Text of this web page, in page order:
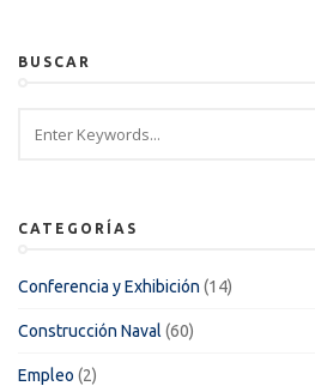
BUSCAR
CATEGORÍAS
Conferencia y Exhibición (14)
Construcción Naval (60)
Empleo (2)